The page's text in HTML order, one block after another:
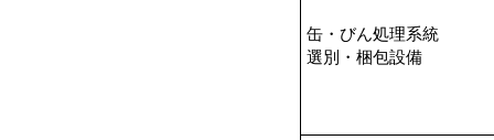
缶・びん処理系統
選別・梱包設備